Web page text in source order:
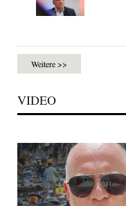
Weitere >>
VIDEO